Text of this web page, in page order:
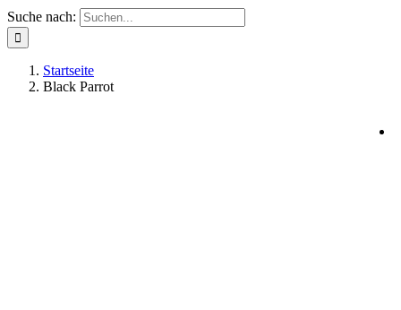
Suche nach:
Startseite
Black Parrot